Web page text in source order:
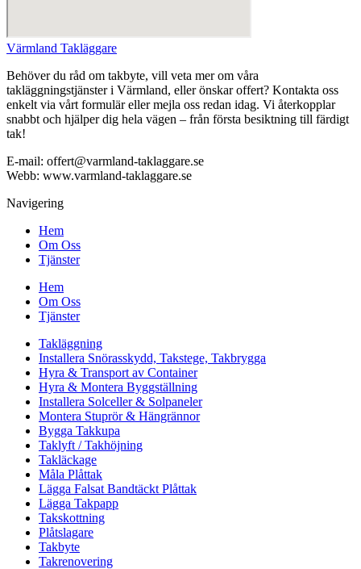
Värmland Takläggare
Behöver du råd om takbyte, vill veta mer om våra
takläggningstjänster i Värmland, eller önskar offert? Kontakta oss
enkelt via vårt formulär eller mejla oss redan idag. Vi återkopplar
snabbt och hjälper dig hela vägen – från första besiktning till färdigt
tak!
E-mail: offert@varmland-taklaggare.se
Webb: www.varmland-taklaggare.se
Navigering
Hem
Om Oss
Tjänster
Hem
Om Oss
Tjänster
Takläggning
Installera Snörasskydd, Takstege, Takbrygga
Hyra & Transport av Container
Hyra & Montera Byggställning
Installera Solceller & Solpaneler
Montera Stuprör & Hängrännor
Bygga Takkupa
Taklyft / Takhöjning
Takläckage
Måla Plåttak
Lägga Falsat Bandtäckt Plåttak
Lägga Takpapp
Takskottning
Plåtslagare
Takbyte
Takrenovering